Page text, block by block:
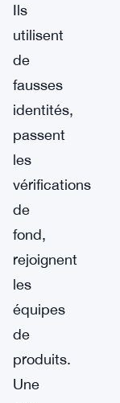
Ils
utilisent
de
fausses
identités,
passent
les
vérifications
de
fond,
rejoignent
les
équipes
de
produits.
Une